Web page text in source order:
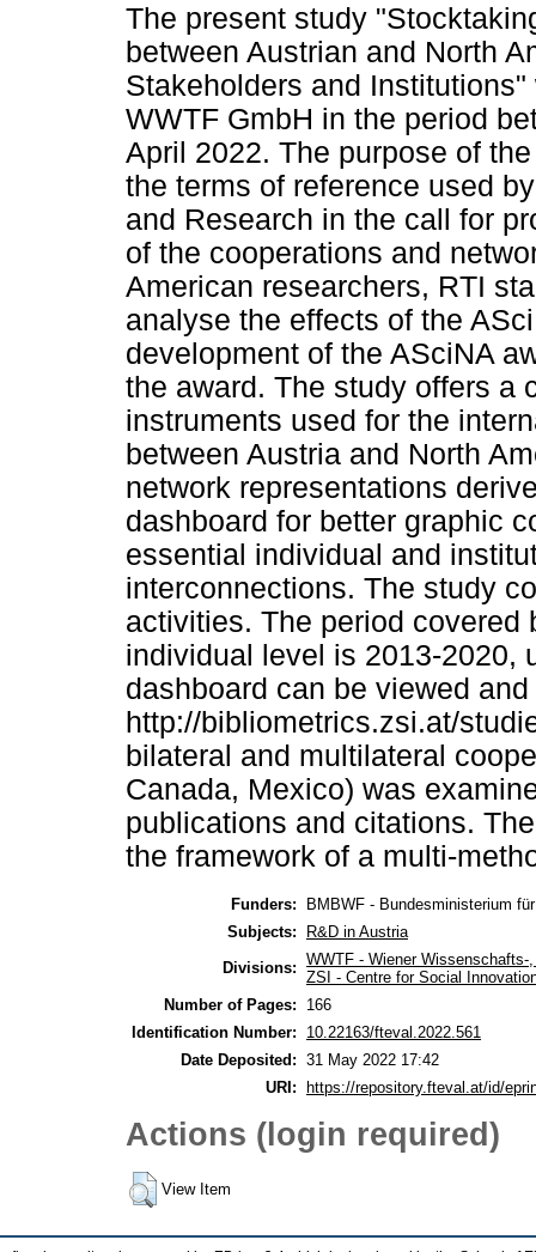
The present study
between Austrian and North
Stakeholders and
WWTF GmbH in the period
April 2022. The purpose of
the terms of reference used
and Research in the call for
of the cooperations and
American researchers, RTI
analyse the effects of the
development of the ASciNA
the award. The study offers a
instruments used for the
between Austria and North
network representations
dashboard for better graphic
essential individual and
interconnections. The study
activities. The period covered
individual level is 2013-2020,
dashboard can be viewed
http://bibliometrics.zsi.at/
bilateral and multilateral
Canada, Mexico) was
publications and citations.
the framework of a multi-
Funders:
BMBWF - Bundesministerium
Subjects:
R&D in Austria
Divisions: WWTF - Wiener Wissenschafts-
ZSI - Centre for Social
Number of Pages:
166
Identification Number:
10.22163/fteval.2022.561
Date Deposited: 31 May 2022 17:42
URI: https://repository.fteval.at/id/
Actions (login required)
View Item